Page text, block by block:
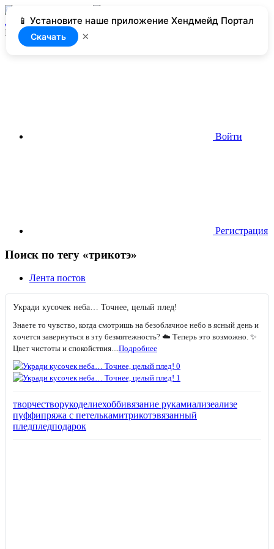
📱 Установите наше приложение Хендмейд Портал
Скачать ×
Добавить
Нет доступа
Войти
Регистрация
Поиск по тегу «трикотэ»
Лента постов
Укради кусочек неба… Точнее, целый плед!
Знаете то чувство, когда смотришь на безоблачное небо в ясный день и
хочется завернуться в эту безмятежность? ☁️ Теперь это возможно. ✨
Цвет чистоты и спокойствия....Подробнее
творчестворукоделиехоббивязание рукамиализеализе
пуффипряжа с петелькамитрикотэвязанный
пледпледподарок